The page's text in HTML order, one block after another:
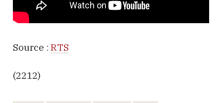
Source : RTS
(2212)